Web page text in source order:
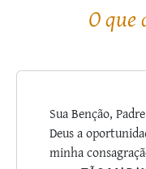
O que
Sua Benção,
Deus a
minha